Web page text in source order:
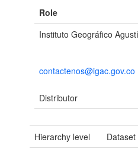
Role
Instituto Geográfico
contactenos@igac.gov.co
Distributor
Hierarchy level
Dataset